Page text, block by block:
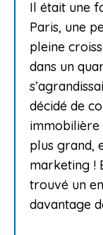
Il était une
Paris, une
pleine
dans un
décidé de
plus grand,
marketing !
trouvé un
davantage